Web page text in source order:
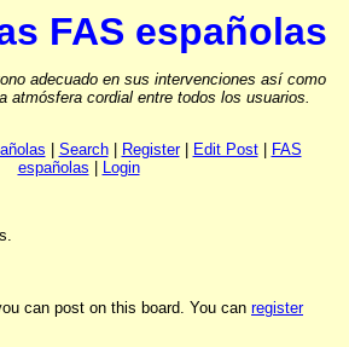
FAS españolas
adecuado en sus intervenciones así como
atmósfera cordial entre todos los usuarios.
Search| Register| Edit Post|
FAS
españolas
Login
can post on this board. You can register